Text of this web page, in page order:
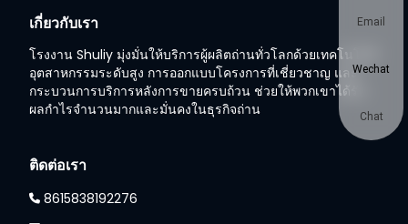
เกี่ยวกับเรา
โรงงาน Shuliy มุ่งมั่นให้บริการผู้ผลิตถ่านทั่วโลกด้วยเทคโนโลยี
อุตสาหกรรมระดับสูง การออกแบบโครงการที่เชี่ยวชาญ และ
กระบวนการบริการหลังการขายครบถ้วน ช่วยให้พวกเขาได้รับ
ผลกำไรจำนวนมากและมั่นคงในธุรกิจถ่าน
ติดต่อเรา
8615838192276
Email
Wechat
Chat